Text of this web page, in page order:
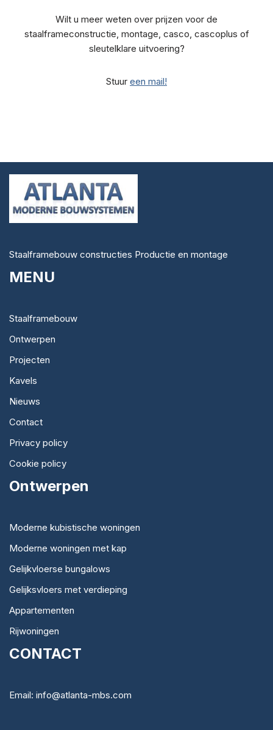
Wilt u meer weten over prijzen voor de
staalframeconstructie, montage, casco, cascoplus of
sleutelklare uitvoering?
Stuur een mail!
Staalframebouw constructies Productie en montage
MENU
Staalframebouw
Ontwerpen
Projecten
Kavels
Nieuws
Contact
Privacy policy
Cookie policy
Ontwerpen
Moderne kubistische woningen
Moderne woningen met kap
Gelijkvloerse bungalows
Gelijksvloers met verdieping
Appartementen
Rijwoningen
CONTACT
Email: info@atlanta-mbs.com